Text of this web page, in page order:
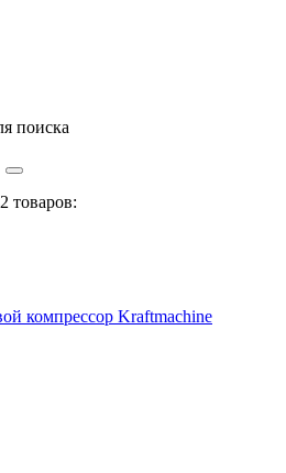
поиска
товаров:
компрессор Kraftmaсhine